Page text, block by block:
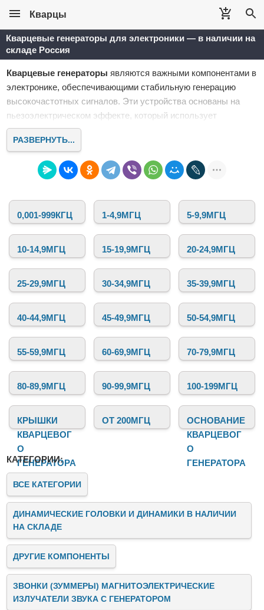
Кварцы
Кварцевые генераторы для электроники — в наличии на
складе Россия
Кварцевые генераторы являются важными компонентами в
электронике, обеспечивающими стабильную генерацию
высокочастотных сигналов. Эти устройства основаны на
пьезоэлектрическом эффекте, который использует
кристаллы кварца для стабилизации частоты. Именно
кварцевые генераторы обеспечивают точность и
микроконтроллеров и вычислительных устройств до
В интернет-магазине Кварцыпредставлен широкий
ассортименткварцевых генераторов
для самых различных
приложений. Мы предлагаем устройства с различной
частотой, напряжением питания, корпусом и другими
параметрами, которые подходят для профессиональных и
любительских проектов.
РАЗВЕРНУТЬ...
0,001-999КГЦ 1-4,9МГЦ 5-9,9МГЦ
10-14,9МГЦ 15-19,9МГЦ 20-24,9МГЦ
25-29,9МГЦ 30-34,9МГЦ 35-39,9МГЦ
40-44,9МГЦ 45-49,9МГЦ 50-54,9МГЦ
55-59,9МГЦ 60-69,9МГЦ 70-79,9МГЦ
80-89,9МГЦ 90-99,9МГЦ 100-199МГЦ
КРЫШКИ
КВАРЦЕВОГ
О
ГЕНЕРАТОРА
ОТ 200МГЦ
ОСНОВАНИЕ
КВАРЦЕВОГ
О
ГЕНЕРАТОРА
КАТЕГОРИИ:
ВСЕ КАТЕГОРИИ
ДИНАМИЧЕСКИЕ ГОЛОВКИ И ДИНАМИКИ В НАЛИЧИИ
НА СКЛАДЕ
ДРУГИЕ КОМПОНЕНТЫ
ЗВОНКИ (ЗУММЕРЫ) МАГНИТОЭЛЕКТРИЧЕСКИЕ
ИЗЛУЧАТЕЛИ ЗВУКА C ГЕНЕРАТОРОМ